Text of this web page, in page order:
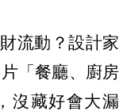
流動？設計家
「餐廳、廚房
沒藏好會大漏